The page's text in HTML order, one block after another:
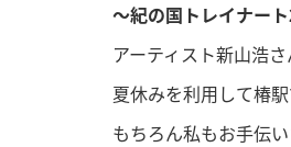
～紀の国トレイナー
アーティスト新山浩
夏休みを利用して椿
もちろん私もお手伝